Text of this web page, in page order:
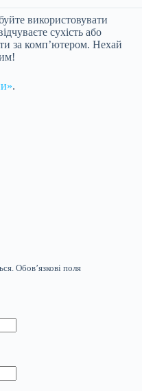
використовувати
сухість або
за комп’ютером. Нехай
.
Обов’язкові поля